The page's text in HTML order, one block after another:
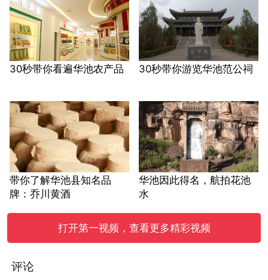
30秒带你看遍华池农产品 30秒带你游览华池范公祠
带你了解华池县知名品
牌：乔川黄酒
华池因此得名，航拍花池
水
打开第一视频，查看更多精彩视频
评论